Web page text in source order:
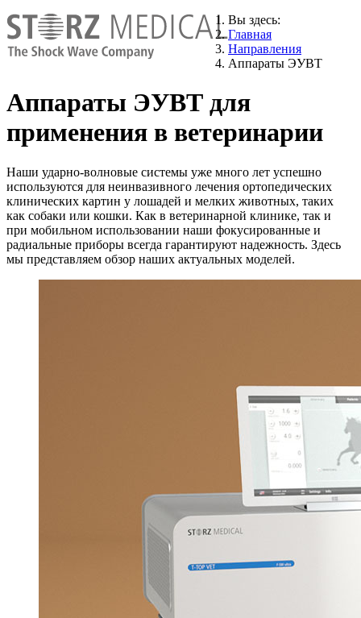
Вы здесь:
Главная
Направления
Аппараты ЭУВТ
Аппараты ЭУВТ для
применения в ветеринарии
Наши ударно-волновые системы уже много лет успешно
используются для неинвазивного лечения ортопедических
клинических картин у лошадей и мелких животных, таких
как собаки или кошки. Как в ветеринарной клинике, так и
при мобильном использовании наши фокусированные и
радиальные приборы всегда гарантируют надежность. Здесь
мы представляем обзор наших актуальных моделей.